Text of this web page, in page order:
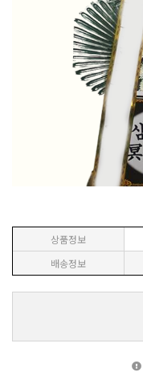
상품정보
배송정보